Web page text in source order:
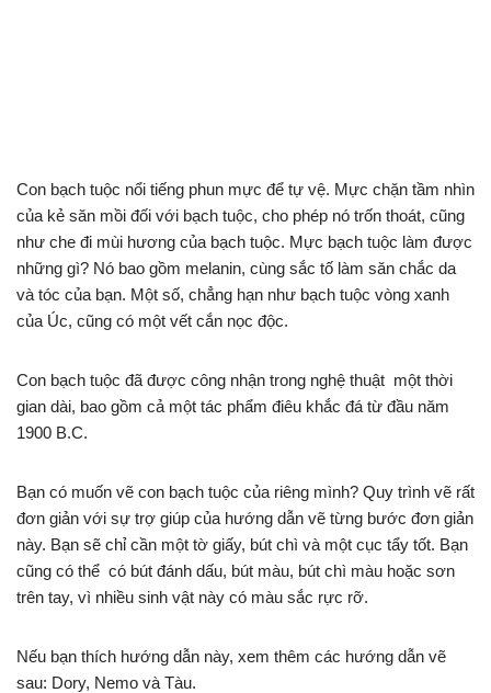
Con bạch tuộc nổi tiếng phun mực để tự vệ. Mực chặn tầm nhìn
của kẻ săn mồi đối với bạch tuộc, cho phép nó trốn thoát, cũng
như che đi mùi hương của bạch tuộc. Mực bạch tuộc làm được
những gì? Nó bao gồm melanin, cùng sắc tố làm săn chắc da
và tóc của bạn. Một số, chẳng hạn như bạch tuộc vòng xanh
của Úc, cũng có một vết cắn nọc độc.
Con bạch tuộc đã được công nhận trong nghệ thuật một thời
gian dài, bao gồm cả một tác phẩm điêu khắc đá từ đầu năm
1900 B.C.
Bạn có muốn vẽ con bạch tuộc của riêng mình? Quy trình vẽ rất
đơn giản với sự trợ giúp của hướng dẫn vẽ từng bước đơn giản
này. Bạn sẽ chỉ cần một tờ giấy, bút chì và một cục tẩy tốt. Bạn
cũng có thể có bút đánh dấu, bút màu, bút chì màu hoặc sơn
trên tay, vì nhiều sinh vật này có màu sắc rực rỡ.
Nếu bạn thích hướng dẫn này, xem thêm các hướng dẫn vẽ
sau: Dory, Nemo và Tàu.